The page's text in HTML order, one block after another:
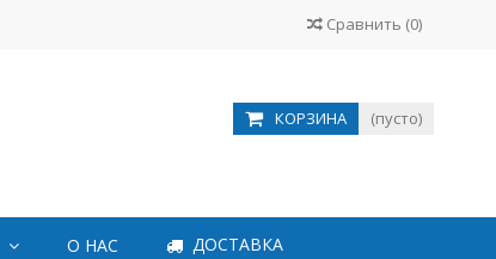
Сравнить (0)
КОРЗИНА (пусто)
О НАС ДОСТАВКА